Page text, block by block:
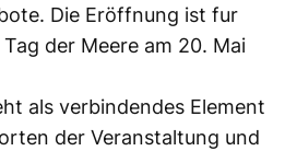
Die Eröffnung ist fur
der Meere am 20. Mai
als verbindendes Element
der Veranstaltung und